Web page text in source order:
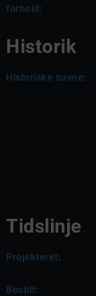
forhold:
Historik
Historiske navne:
Tidslinje
Projekteret:
Bestilt: